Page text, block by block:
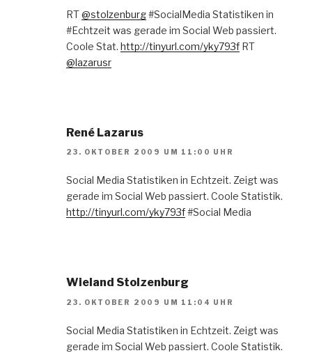
RT@stolzenburg#SocialMedia Statistiken in
#Echtzeit was gerade im Social Web passiert.
Coole Stat. http://tinyurl.com/yky793f RT
@lazarusr
René Lazarus
23. OKTOBER 2009 UM 11:00 UHR
Social Media Statistiken in Echtzeit. Zeigt was
gerade im Social Web passiert. Coole Statistik.
http://tinyurl.com/yky793f#Social Media
Wieland Stolzenburg
23. OKTOBER 2009 UM 11:04 UHR
Social Media Statistiken in Echtzeit. Zeigt was
gerade im Social Web passiert. Coole Statistik.